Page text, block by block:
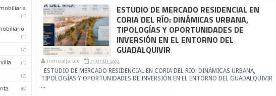
(1)
(1)
(7)
(1)
(2)
(6)
ESTUDIO DE MERCADO RESIDENCIAL EN
CORIA DEL RÍO: DINÁMICAS URBANA,
TIPOLOGÍAS Y OPORTUNIDADES DE
INVERSIÓN EN EL ENTORNO DEL
GUADALQUIVIR
inmoaljarafe month ago
ESTUDIO DE MERCADO RESIDENCIAL EN CORIA DEL RÍO: DINÁMICAS URBANA,
TIPOLOGÍAS Y OPORTUNIDADES DE INVERSIÓN EN EL ENTORNO DEL GUADALQUIVIR
...